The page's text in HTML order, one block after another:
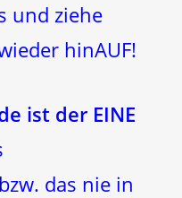
und ziehe
hinAUF!
ist der EINE
das nie in